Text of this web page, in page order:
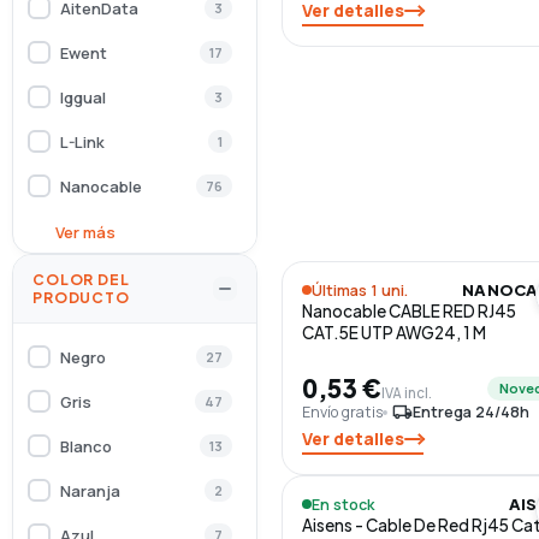
AitenData 3
Ewent 17
Iggual 3
L-Link 1
Nanocable 76
Vention
WP
Ver más
COLOR DEL
PRODUCTO
Negro 27
Gris 47
Blanco 13
Naranja 2
7
Ver detalles
Últimas 1 uni.
Nanocable CABLE RED RJ45
CAT.5E UTP AWG24, 1 M
0,53 €IVA incl.
Envío gratis local_shippingEntrega 24/48h
Ver detalles
En stock
Aisens - Cable De Red Rj45